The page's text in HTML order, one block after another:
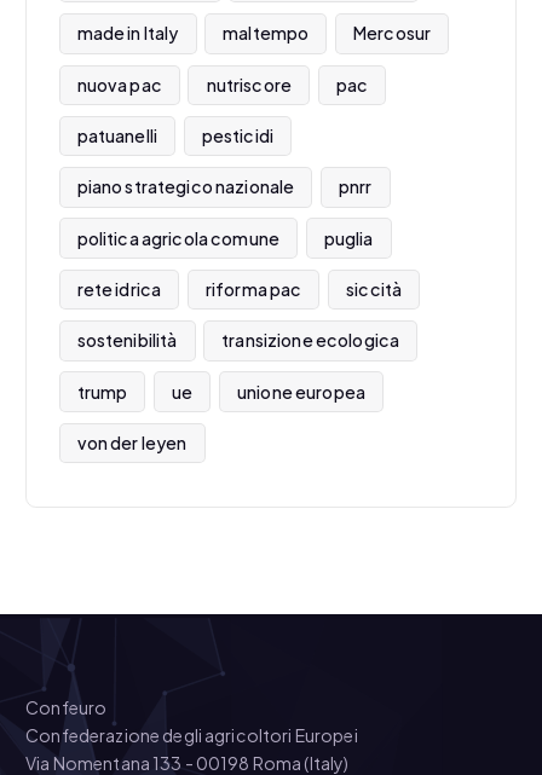
made in Italy maltempo Mercosur
nuova pac nutriscore pac
patuanelli pesticidi
piano strategico nazionale pnrr
politica agricola comune puglia
rete idrica riforma pac siccità
sostenibilità transizione ecologica
trump ue unione europea
von der leyen
Confeuro
Confederazione degli agricoltori Europei
Via Nomentana 133 - 00198 Roma (Italy)